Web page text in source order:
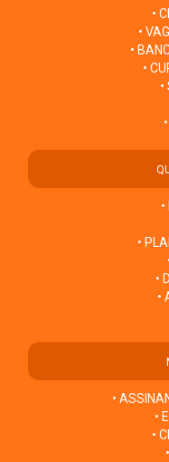
•
•
•
•
•
•
•
•
•
•